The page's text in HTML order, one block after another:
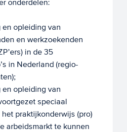
onderdelen:
opleiding van
en werkzoekenden
in de 35
in Nederland (regio-
opleiding van
speciaal
praktijkonderwijs (pro)
arbeidsmarkt te kunnen